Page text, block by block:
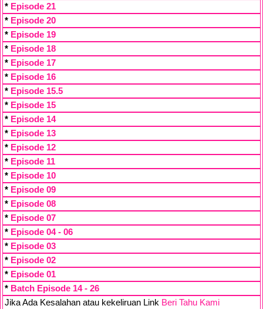
* Episode 21
* Episode 20
* Episode 19
* Episode 18
* Episode 17
* Episode 16
* Episode 15.5
* Episode 15
* Episode 14
* Episode 13
* Episode 12
* Episode 11
* Episode 10
* Episode 09
* Episode 08
* Episode 07
* Episode 04 - 06
* Episode 03
* Episode 02
* Episode 01
* Batch Episode 14 - 26
Jika Ada Kesalahan atau kekeliruan Link Beri Tahu Kami